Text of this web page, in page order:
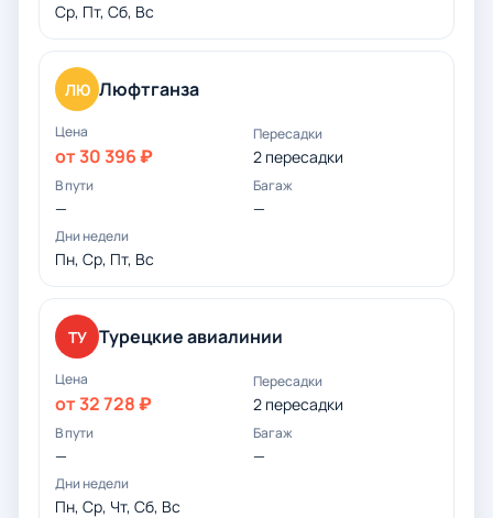
Ср, Пт, Сб, Вс
ЛЮ Люфтганза
от 30 396 ₽ 2 пересадки
— —
Пн, Ср, Пт, Вс
ТУ Турецкие авиалинии
от 32 728 ₽ 2 пересадки
— —
Пн, Ср, Чт, Сб, Вс